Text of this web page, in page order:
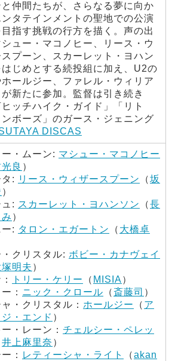
と仲間たちが、さらなる夢に向か
ンタテインメントの聖地での公演
目指す挑戦の行方を描く。声の出
ュー・マコノヒー、リース・ウ
スプーン、スカーレット・ヨハン
はじめとする続投組に加え、U2の
ールジー、ファレル・ウィリア
が新たに参加。監督は引き続き
ヒッチハイク・ガイド」「リト
ンボーズ」のガース・ジェニング
DISCAS
・ムーン: マシュー・マコノヒー
良 ）
: リース・ウィザースプーン （坂
）
: スカーレット・ヨハンソン （長
）
: タロン・エガートン （ 大橋卓
・クリスタル: ボビー・カナヴェイ
塚明夫 ）
トリー・ケリー （ MISIA）
： ニック・クロール （ 斎藤司 ）
・クリスタル： ホールジー （ ア
・エンド ）
・レーン： チェルシー・ペレッ
井上麻里奈 ）
： レティーシャ・ライト （akan